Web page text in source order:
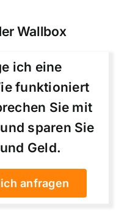
Wallbox
ich eine
funktioniert
Sie mit
sparen Sie
Geld.
anfragen